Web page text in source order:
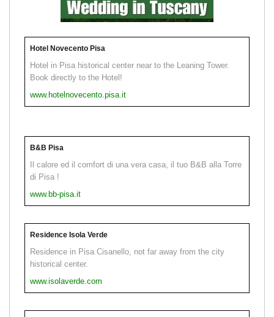
Hotel Novecento Pisa
Hotel in Pisa historical center near to the Leaning Tower.
Book directly to the Hotel!
www.hotelnovecento.pisa.it
B&B Pisa
Il calore ed il comfort di una vera casa, il tuo B&B alla Torre
di Pisa !
www.bb-pisa.it
Residence Isola Verde
Residence in Pisa Cisanello, not far away from the city
historical center.
www.isolaverde.com